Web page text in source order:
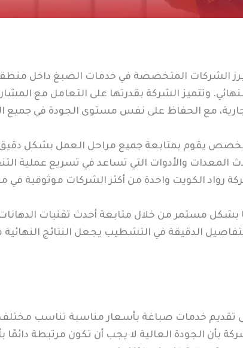
الشركات المتخصصة في خدمات الصبغ داخل
وتتميز الشركة بقدرتها على التعامل مع
مع الحفاظ على نفس مستوى الجودة في جميع
يقوم بمتابعة جميع مراحل العمل بشكل دقيق
المعدات والأدوات التي تساعد في تسريع عملية
رواد الكويت واحدة من أكثر الشركات موثوقية في
مستمر من خلال متابعة أحدث تقنيات
الدقيقة في التشطيب يجعل النتائج
تقديم خدمات صباغة بأسعار مناسبة تناسب مختلف
بأن الجودة العالية لا يجب أن تكون مرتبطة